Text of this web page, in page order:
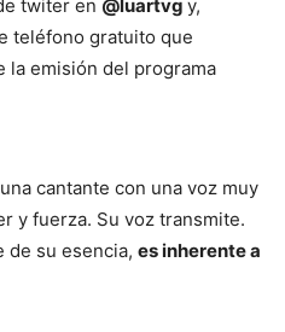
twiter en @luartvg y,
teléfono gratuito que
la emisión del programa
cantante con una voz muy
y fuerza. Su voz transmite.
de su esencia, es inherente a